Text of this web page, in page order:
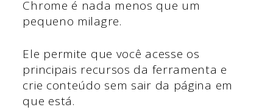
Chrome é nada menos que um
pequeno milagre.
Ele permite que você acesse os
principais recursos da ferramenta e
crie conteúdo sem sair da página em
que está.